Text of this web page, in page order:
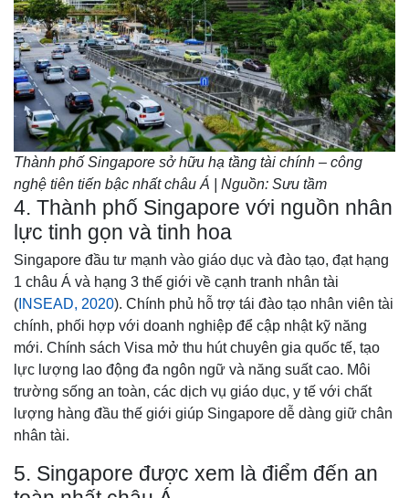
Thành phố Singapore sở hữu hạ tầng tài chính – công
nghệ tiên tiến bậc nhất châu Á | Nguồn: Sưu tầm
4. Thành phố Singapore với nguồn nhân
lực tinh gọn và tinh hoa
Singapore đầu tư mạnh vào giáo dục và đào tạo, đạt hạng
1 châu Á và hạng 3 thế giới về cạnh tranh nhân tài
( INSEAD, 2020). Chính phủ hỗ trợ tái đào tạo nhân viên tài
chính, phối hợp với doanh nghiệp để cập nhật kỹ năng
mới. Chính sách Visa mở thu hút chuyên gia quốc tế, tạo
lực lượng lao động đa ngôn ngữ và năng suất cao. Môi
trường sống an toàn, các dịch vụ giáo dục, y tế với chất
lượng hàng đầu thế giới giúp Singapore dễ dàng giữ chân
nhân tài.
5. Singapore được xem là điểm đến an